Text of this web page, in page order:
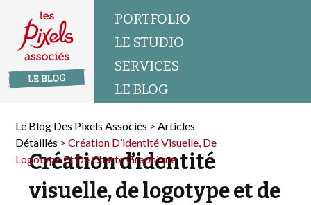
PORTFOLIO
LE STUDIO
SERVICES
LE BLOG
Le Blog Des Pixels Associés >Articles
Détaillés >Création D’identité Visuelle, De
Logotype Et De Charte Graphique
Création d’identité
visuelle, de logotype et de